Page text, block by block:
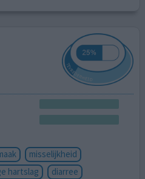
misselijkheid
hartslag diarree